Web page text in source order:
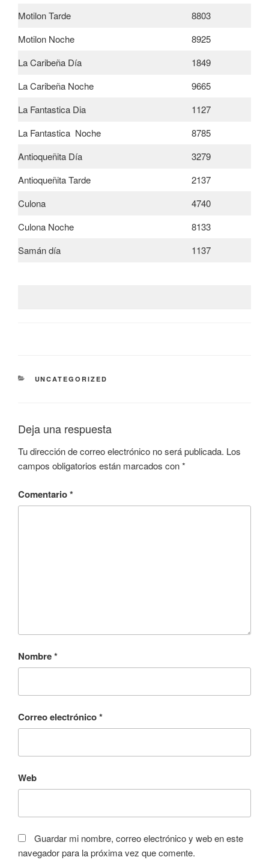
Motilon Tarde
8803
Motilon Noche
8925
La Caribeña Día
1849
La Caribeña Noche
9665
La Fantastica Dia
1127
La Fantastica Noche
8785
Antioqueñita Día
3279
Antioqueñita Tarde
2137
Culona
4740
Culona Noche
8133
Samán día
1137
CATEGORÍAS
UNCATEGORIZED
Deja una respuesta
Tu dirección de correo electrónico no será publicada. Los
campos obligatorios están marcados con*
Comentario*
Nombre*
Correo electrónico*
Web
Guardar mi nombre, correo electrónico y web en este
navegador para la próxima vez que comente.